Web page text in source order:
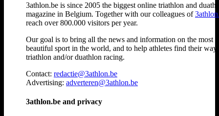
3athlon.be is since 2005 the biggest online triathlon and
magazine in Belgium. Together with our colleagues of
reach over 800.000 visitors per year.
Our goal is to bring all the news and information on the most
beautiful sport in the world, and to help athletes find their way
triathlon and/or duathlon racing.
Contact: redactie@3athlon.be
Advertising: adverteren@3athlon.be
3athlon.be and privacy